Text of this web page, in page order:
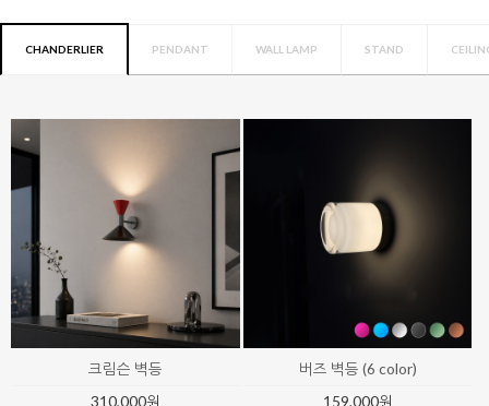
CHANDERLIER PENDANT WALL LAMP STAND
모아트 임페리얼 샹들리에
8,260,000원
비스크 글로우 54등 샹들리에 (약 14